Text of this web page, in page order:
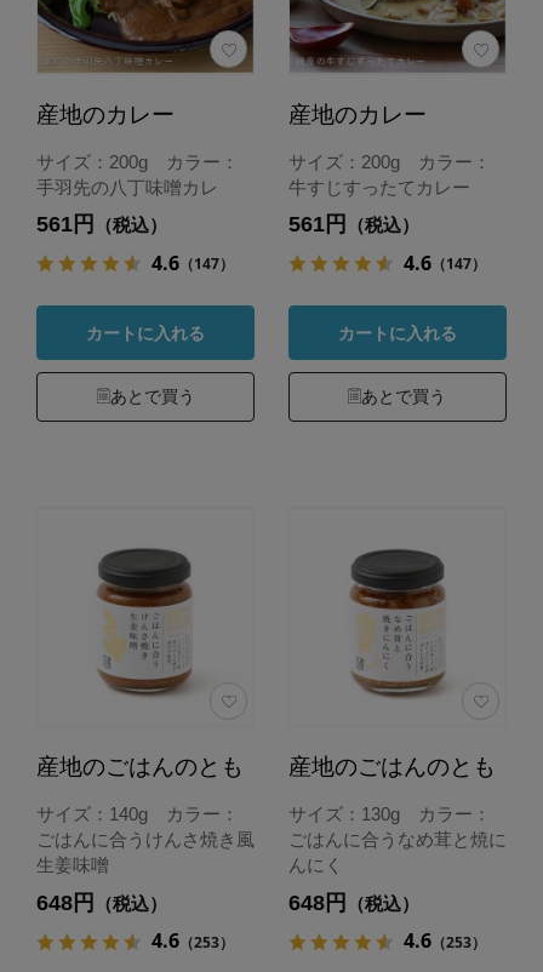
産地のカレー
サイズ：200g カラー：
手羽先の八丁味噌カレ
561円 （税込）
4.6（147）
カートに入れる
あとで買う
産地のカレー
サイズ：200g カラー：
牛すじすったてカレー
561円 （税込）
4.6（147）
カートに入れる
あとで買う
産地のごはんのとも
サイズ：140g カラー：
ごはんに合うけんさ焼き風
生姜味噌
648円 （税込）
4.6（253）
産地のごはんのとも
サイズ：130g カラー：
ごはんに合うなめ茸と焼に
んにく
648円 （税込）
4.6（253）